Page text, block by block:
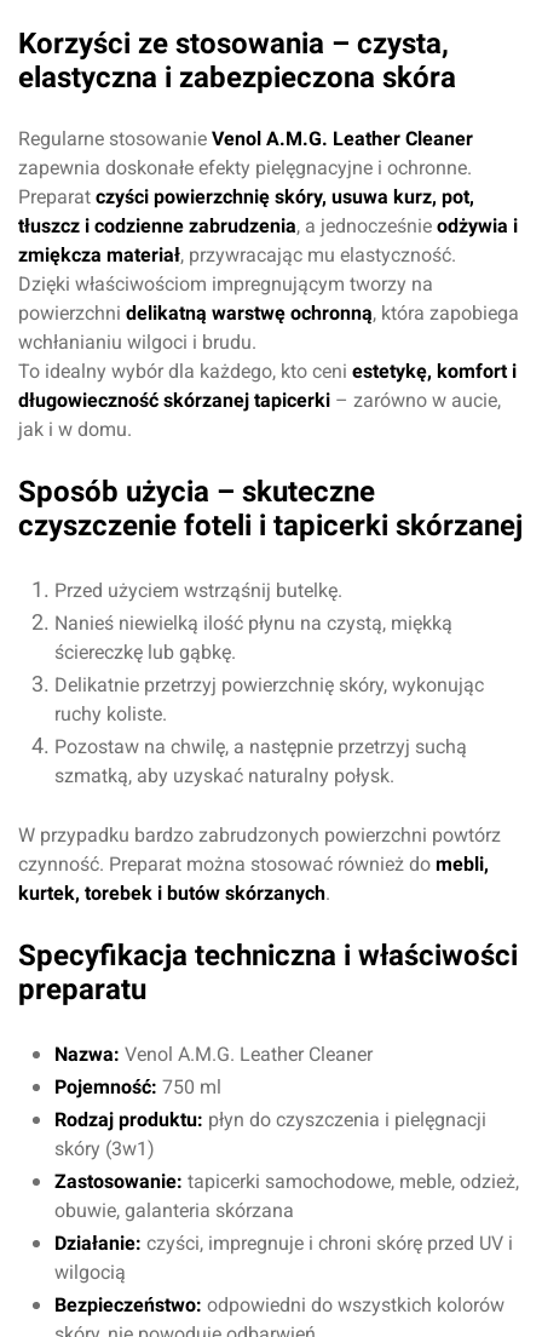
Korzyści ze stosowania – czysta,
elastyczna i zabezpieczona skóra
Regularne stosowanie Venol A.M.G. Leather Cleaner
zapewnia doskonałe efekty pielęgnacyjne i ochronne.
Preparat czyści powierzchnię skóry, usuwa kurz, pot,
tłuszcz i codzienne zabrudzenia, a jednocześnie odżywia i
zmiękcza materiał, przywracając mu elastyczność.
Dzięki właściwościom impregnującym tworzy na
powierzchni delikatną warstwę ochronną, która zapobiega
wchłanianiu wilgoci i brudu.
To idealny wybór dla każdego, kto ceni estetykę, komfort i
długowieczność skórzanej tapicerki – zarówno w aucie,
jak i w domu.
Sposób użycia – skuteczne
czyszczenie foteli i tapicerki skórzanej
Przed użyciem wstrząśnij butelkę.
Nanieś niewielką ilość płynu na czystą, miękką
ściereczkę lub gąbkę.
Delikatnie przetrzyj powierzchnię skóry, wykonując
ruchy koliste.
Pozostaw na chwilę, a następnie przetrzyj suchą
szmatką, aby uzyskać naturalny połysk.
W przypadku bardzo zabrudzonych powierzchni powtórz
czynność. Preparat można stosować również do mebli,
kurtek, torebek i butów skórzanych.
Specyfikacja techniczna i właściwości
preparatu
Nazwa: Venol A.M.G. Leather Cleaner
Pojemność: 750 ml
Rodzaj produktu: płyn do czyszczenia i pielęgnacji
skóry (3w1)
Zastosowanie: tapicerki samochodowe, meble, odzież,
obuwie, galanteria skórzana
Działanie: czyści, impregnuje i chroni skórę przed UV i
wilgocią
Bezpieczeństwo: odpowiedni do wszystkich kolorów
Oceń produkt
Przyznaj ocenę: